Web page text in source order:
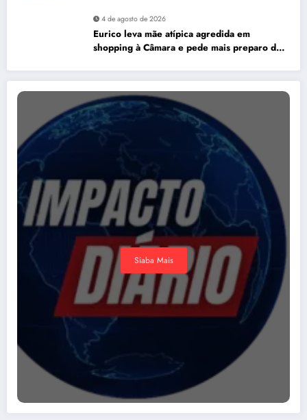
4 de agosto de 2026
Eurico leva mãe atípica agredida em
shopping à Câmara e pede mais preparo dos
Siaba Mais